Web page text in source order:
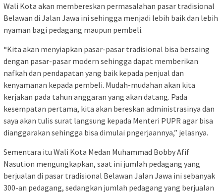
Wali Kota akan membereskan permasalahan pasar tradisional
Belawan di Jalan Jawa ini sehingga menjadi lebih baik dan lebih
nyaman bagi pedagang maupun pembeli.
“Kita akan menyiapkan pasar-pasar tradisional bisa bersaing
dengan pasar-pasar modern sehingga dapat memberikan
nafkah dan pendapatan yang baik kepada penjual dan
kenyamanan kepada pembeli. Mudah-mudahan akan kita
kerjakan pada tahun anggaran yang akan datang. Pada
kesempatan pertama, kita akan bereskan administrasinya dan
saya akan tulis surat langsung kepada Menteri PUPR agar bisa
dianggarakan sehingga bisa dimulai pngerjaannya,” jelasnya.
Sementara itu Wali Kota Medan Muhammad Bobby Afif
Nasution mengungkapkan, saat ini jumlah pedagang yang
berjualan di pasar tradisional Belawan Jalan Jawa ini sebanyak
300-an pedagang, sedangkan jumlah pedagang yang berjualan